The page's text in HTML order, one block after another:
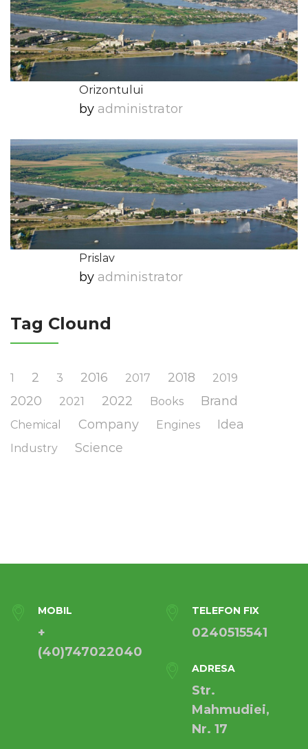
Orizontului
by Administrator
Prislav
by Administrator
Tag Clound
1 2 3 2016 2017 2018 2019
2020 2021 2022 Books Brand
Chemical Company Engines Idea
Industry Science
MOBIL
+
(40)747022040
TELEFON FIX
0240515541
ADRESA
Str.
Mahmudiei,
Nr. 17